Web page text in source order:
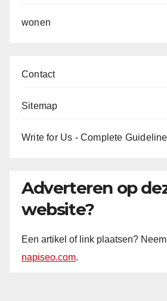
wonen
Contact
Sitemap
Write for Us - Complete
Adverteren op
website?
Een artikel of link plaatsen?
napiseo.com.